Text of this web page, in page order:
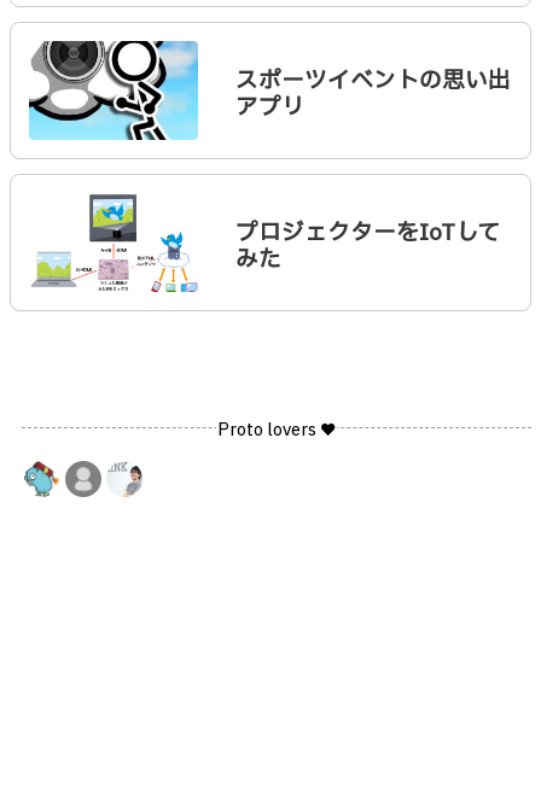
スポーツイベントの思い出
アプリ
プロジェクターをIoTして
みた
Proto lovers ♥